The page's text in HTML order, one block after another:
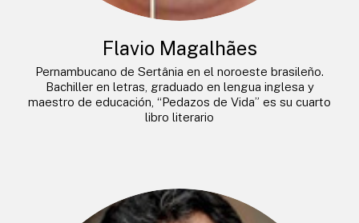
Flavio Magalhães
Pernambucano de Sertânia en el noroeste brasileño.
Bachiller en letras, graduado en lengua inglesa y
maestro de educación, “Pedazos de Vida” es su cuarto
libro literario